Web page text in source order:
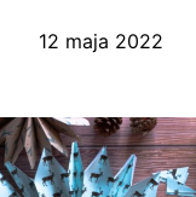
12 maja 2022